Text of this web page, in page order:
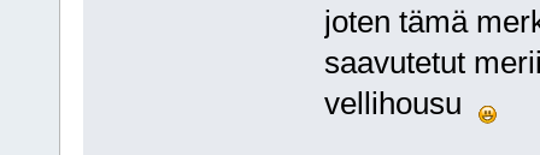
joten tämä
saavutetut
vellihousu